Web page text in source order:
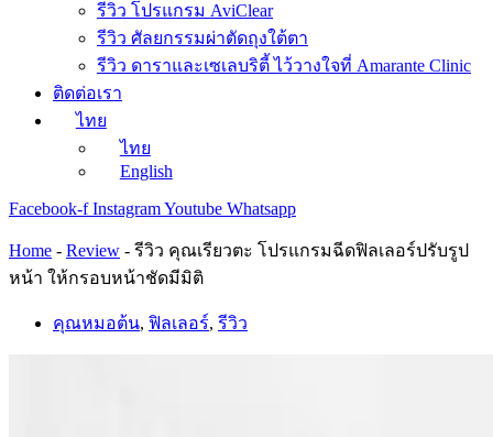
รีวิว โปรแกรม AviClear
รีวิว ศัลยกรรมผ่าตัดถุงใต้ตา
รีวิว ดาราและเซเลบริตี้ ไว้วางใจที่ Amarante Clinic
ติดต่อเรา
ไทย
ไทย
English
Facebook-f InstagramYoutube Whatsapp
Home - Review - รีวิว คุณเรียวตะ โปรแกรมฉีดฟิลเลอร์ปรับรูป
หน้า ให้กรอบหน้าชัดมีมิติ
คุณหมอต้น, ฟิลเลอร์, รีวิว